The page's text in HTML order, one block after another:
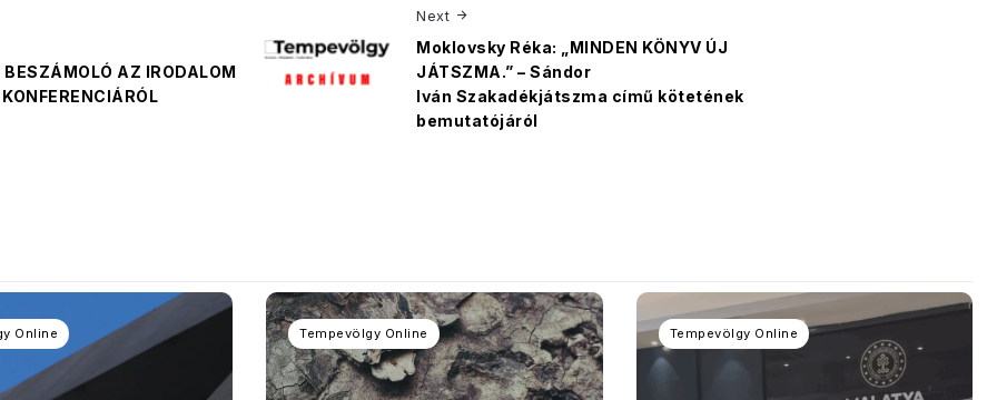
AZ IRODALOM
Next
Moklovsky Réka: „MINDEN KÖNYV ÚJ
JÁTSZMA.” – Sándor
Iván Szakadékjátszma című kötetének
bemutatójáról
Online Tempevölgy Online Tempevölgy Online